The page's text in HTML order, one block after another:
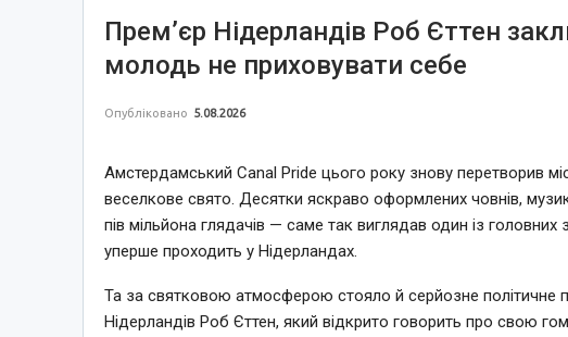
Прем’єр Нідерландів Роб Єттен
молодь не приховувати себе
Опубліковано 5.08.2026
Амстердамський Canal Pride цього року знову перетворив
веселкове свято. Десятки яскраво оформлених човнів,
пів мільйона глядачів — саме так виглядав один із головних
уперше проходить у Нідерландах.
Та за святковою атмосферою стояло й серйозне політичне
Нідерландів Роб Єттен, який відкрито говорить про свою